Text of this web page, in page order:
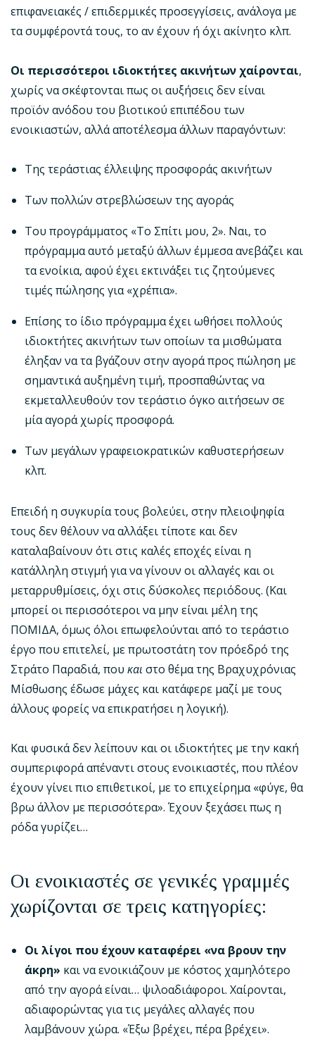
επιφανειακές / επιδερμικές προσεγγίσεις, ανάλογα με
τα συμφέροντά τους, το αν έχουν ή όχι ακίνητο κλπ.
Οι περισσότεροι ιδιοκτήτες ακινήτων χαίρονται,
χωρίς να σκέφτονται πως οι αυξήσεις δεν είναι
προϊόν ανόδου του βιοτικού επιπέδου των
ενοικιαστών, αλλά αποτέλεσμα άλλων παραγόντων:
Της τεράστιας έλλειψης προσφοράς ακινήτων
Των πολλών στρεβλώσεων της αγοράς
Του προγράμματος «Το Σπίτι μου, 2». Ναι, το
πρόγραμμα αυτό μεταξύ άλλων έμμεσα ανεβάζει και
τα ενοίκια, αφού έχει εκτινάξει τις ζητούμενες
τιμές πώλησης για «χρέπια».
Επίσης το ίδιο πρόγραμμα έχει ωθήσει πολλούς
ιδιοκτήτες ακινήτων των οποίων τα μισθώματα
έληξαν να τα βγάζουν στην αγορά προς πώληση με
σημαντικά αυξημένη τιμή, προσπαθώντας να
εκμεταλλευθούν τον τεράστιο όγκο αιτήσεων σε
μία αγορά χωρίς προσφορά.
Των μεγάλων γραφειοκρατικών καθυστερήσεων
κλπ.
Επειδή η συγκυρία τους βολεύει, στην πλειοψηφία
τους δεν θέλουν να αλλάξει τίποτε και δεν
καταλαβαίνουν ότι στις καλές εποχές είναι η
κατάλληλη στιγμή για να γίνουν οι αλλαγές και οι
μεταρρυθμίσεις, όχι στις δύσκολες περιόδους. (Και
μπορεί οι περισσότεροι να μην είναι μέλη της
ΠΟΜΙΔΑ, όμως όλοι επωφελούνται από το τεράστιο
έργο που επιτελεί, με πρωτοστάτη τον πρόεδρό της
Στράτο Παραδιά, που και στο θέμα της Βραχυχρόνιας
Μίσθωσης έδωσε μάχες και κατάφερε μαζί με τους
άλλους φορείς να επικρατήσει η λογική).
Και φυσικά δεν λείπουν και οι ιδιοκτήτες με την κακή
συμπεριφορά απέναντι στους ενοικιαστές, που πλέον
έχουν γίνει πιο επιθετικοί, με το επιχείρημα «φύγε, θα
βρω άλλον με περισσότερα». Έχουν ξεχάσει πως η
ρόδα γυρίζει…
Οι ενοικιαστές σε γενικές γραμμές
χωρίζονται σε τρεις κατηγορίες:
Οι λίγοι που έχουν καταφέρει «να βρουν την
άκρη» και να ενοικιάζουν με κόστος χαμηλότερο
από την αγορά είναι… ψιλοαδιάφοροι. Χαίρονται,
αδιαφορώντας για τις μεγάλες αλλαγές που
λαμβάνουν χώρα. «Έξω βρέχει, πέρα βρέχει».